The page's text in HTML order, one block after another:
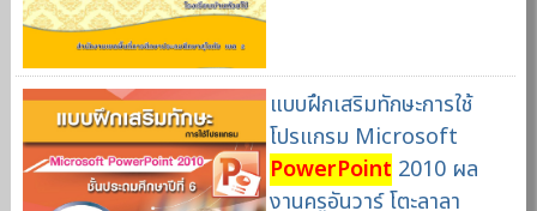
แบบฝึกเสริมทักษะการใช้
โปรแกรม Microsoft
PowerPoint 2010 ผล
งานครูอันวาร์ โตะลาลา